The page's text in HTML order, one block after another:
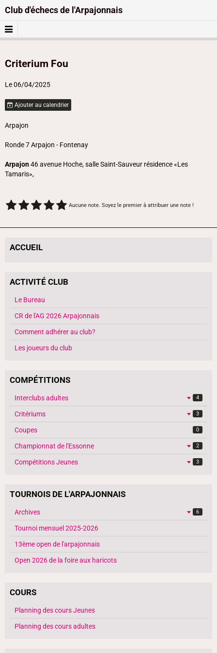
Club d'échecs de l'Arpajonnais
Criterium Fou
Le 06/04/2025
Ajouter au calendrier
Arpajon
Ronde 7 Arpajon - Fontenay
Arpajon46 avenue Hoche, salle Saint-Sauveur résidence «Les
Tamaris»,
Aucune note. Soyez le premier à attribuer une note !
ACCUEIL
ACTIVITÉ CLUB
Le Bureau
CR de l'AG 2026 Arpajonnais
Comment adhérer au club?
Les joueurs du club
COMPÉTITIONS
Interclubs adultes 4
Critériums 3
Coupes 0
Championnat de l'Essonne 2
Compétitions Jeunes 3
TOURNOIS DE L'ARPAJONNAIS
Archives 6
Tournoi mensuel 2025-2026
13ème open de l'arpajonnais
Open 2026 de la foire aux haricots
COURS
Planning des cours Jeunes
Planning des cours adultes